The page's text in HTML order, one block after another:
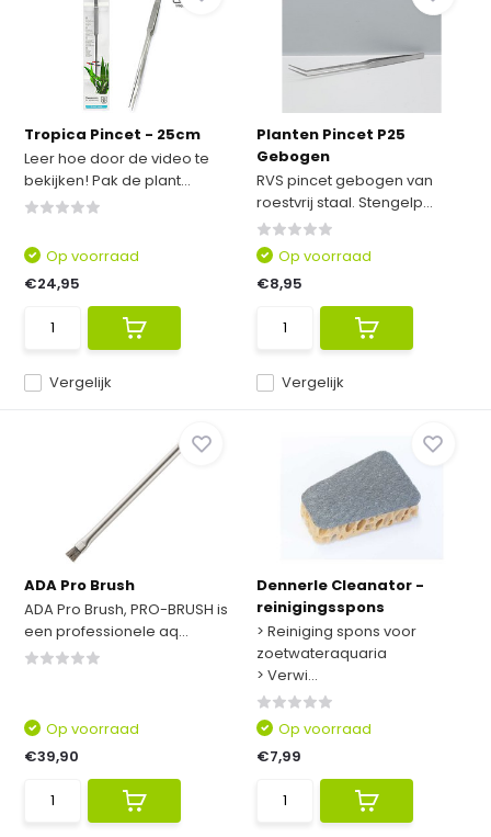
Tropica Pincet - 25cm
Leer hoe door de video te
bekijken! Pak de plant...
Vergelijk
Op voorraad
€24,95
Planten Pincet P25
Gebogen
RVS pincet gebogen van
roestvrij staal. Stengelp...
Vergelijk
Op voorraad
€8,95
ADA Pro Brush
ADA Pro Brush, PRO-BRUSH is
een professionele aq...
Op voorraad
€39,90
Dennerle Cleanator -
reinigingsspons
> Reiniging spons voor
zoetwateraquaria
> Verwi...
Op voorraad
€7,99